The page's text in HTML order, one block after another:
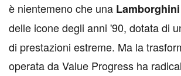
è nientemeno che una
delle icone degli anni '90, dotata di
di prestazioni estreme. Ma la
operata da Value Progress ha